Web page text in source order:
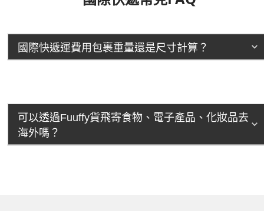
國際快遞運費用包裹重量還是尺寸計算？
可以透過Fuuffy貨飛寄食物、電子產品、化妝品去
海外嗎？